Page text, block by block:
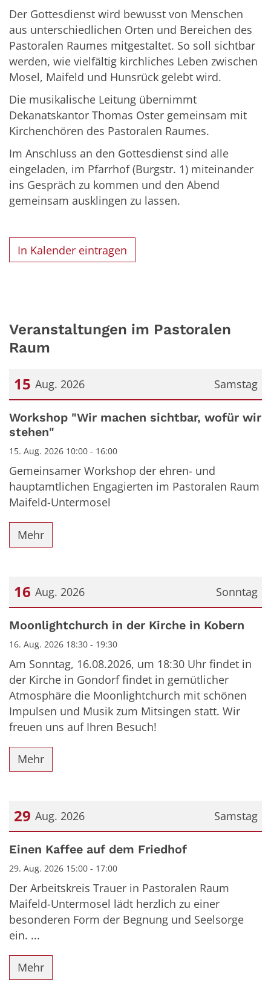
Der Gottesdienst wird bewusst von Menschen
aus unterschiedlichen Orten und Bereichen des
Pastoralen Raumes mitgestaltet. So soll sichtbar
werden, wie vielfältig kirchliches Leben zwischen
Mosel, Maifeld und Hunsrück gelebt wird.
Die musikalische Leitung übernimmt
Dekanatskantor Thomas Oster gemeinsam mit
Kirchenchören des Pastoralen Raumes.
Im Anschluss an den Gottesdienst sind alle
eingeladen, im Pfarrhof (Burgstr. 1) miteinander
ins Gespräch zu kommen und den Abend
gemeinsam ausklingen zu lassen.
In Kalender eintragen
Veranstaltungen im Pastoralen
Raum
Samstag
15 Aug. 2026
Datum: 15. August 2026
Workshop "Wir machen sichtbar, wofür wir
stehen"
15. Aug. 2026 10:00 - 16:00
Gemeinsamer Workshop der ehren- und
hauptamtlichen Engagierten im Pastoralen Raum
Maifeld-Untermosel
Mehr
Sonntag
16 Aug. 2026
Datum: 16. August 2026
Moonlightchurch in der Kirche in Kobern
16. Aug. 2026 18:30 - 19:30
Am Sonntag, 16.08.2026, um 18:30 Uhr findet in
der Kirche in Gondorf findet in gemütlicher
Atmosphäre die Moonlightchurch mit schönen
Impulsen und Musik zum Mitsingen statt. Wir
freuen uns auf Ihren Besuch!
Mehr
Samstag
29 Aug. 2026
Datum: 29. August 2026
Einen Kaffee auf dem Friedhof
29. Aug. 2026 15:00 - 17:00
Der Arbeitskreis Trauer in Pastoralen Raum
Maifeld-Untermosel lädt herzlich zu einer
besonderen Form der Begnung und Seelsorge
ein. ...
Mehr